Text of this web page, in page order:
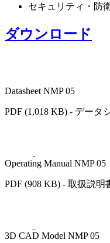
セキュリティ・防
ダウンロード
Datasheet NMP 05
PDF (1,018 KB) - データ
Operating Manual NMP 05
PDF (908 KB) - 取扱説明
3D CAD Model NMP 05